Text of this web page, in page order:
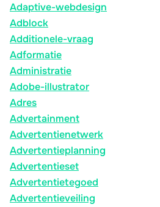
Adaptive-webdesign
Adblock
Additionele-vraag
Adformatie
Administratie
Adobe-illustrator
Adres
Advertainment
Advertentienetwerk
Advertentieplanning
Advertentieset
Advertentietegoed
Advertentieveiling